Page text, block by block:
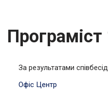
Програміст
За результатами
Офіс Центр